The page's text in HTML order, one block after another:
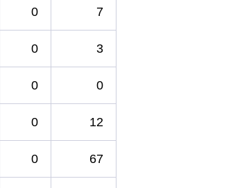
0 7
0 3
0 0
0 12
0 67